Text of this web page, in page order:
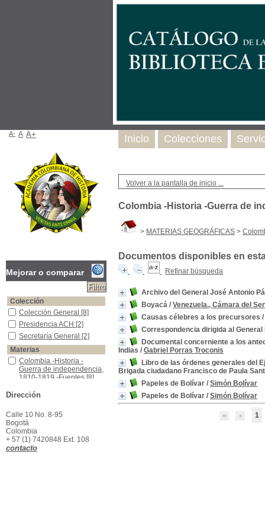
Volver a la pantalla de inicio ...
Colombia -Historia -Guerra de
> MATERIAS GEOGRÁFICAS >
Documentos disponibles en
Refinar búsqueda
Archivo del General José Antonio
Boyacá / Venezuela., Cámara del
Causas célebres a los precursores /
Correspondencia dirigida al
Documental concerniente a los
Indias / Gabriel Porras Troconis
Libro de las órdenes generales del
Brigada ciudadano Francisco de Paula
Papeles de Bolívar / Simón Bolívar
Papeles de Bolívar / Simón Bolívar
1
Inicio Colecciones
A- A A+
Mejorar o comparar
Colección
Colección General
Colección General [8]
Presidencia ACH
Presidencia ACH [2]
Secretaría General
Secretaría General [2]
Materias
Colombia -Historia -Guerra de independencia, 1810-1819 -Fuentes
Colombia -Historia -
Guerra de independencia,
1810-1819 -Fuentes [8]
América del Sur -Historia -Guerras de independencia, 1806-1830 -Fuentes
Guerras de
1830 -Fuentes
Campaña Libertadora, 1819.
Campaña Libertadora,
1819.
Cartagena (Colombia) -Historia -Fuentes
Cartagena (Colombia) -
Historia -Fuentes
Dirección
Calle 10 No. 8-95
Bogotá
Colombia
+ 57 (1) 7420848 Ext. 108
contacto